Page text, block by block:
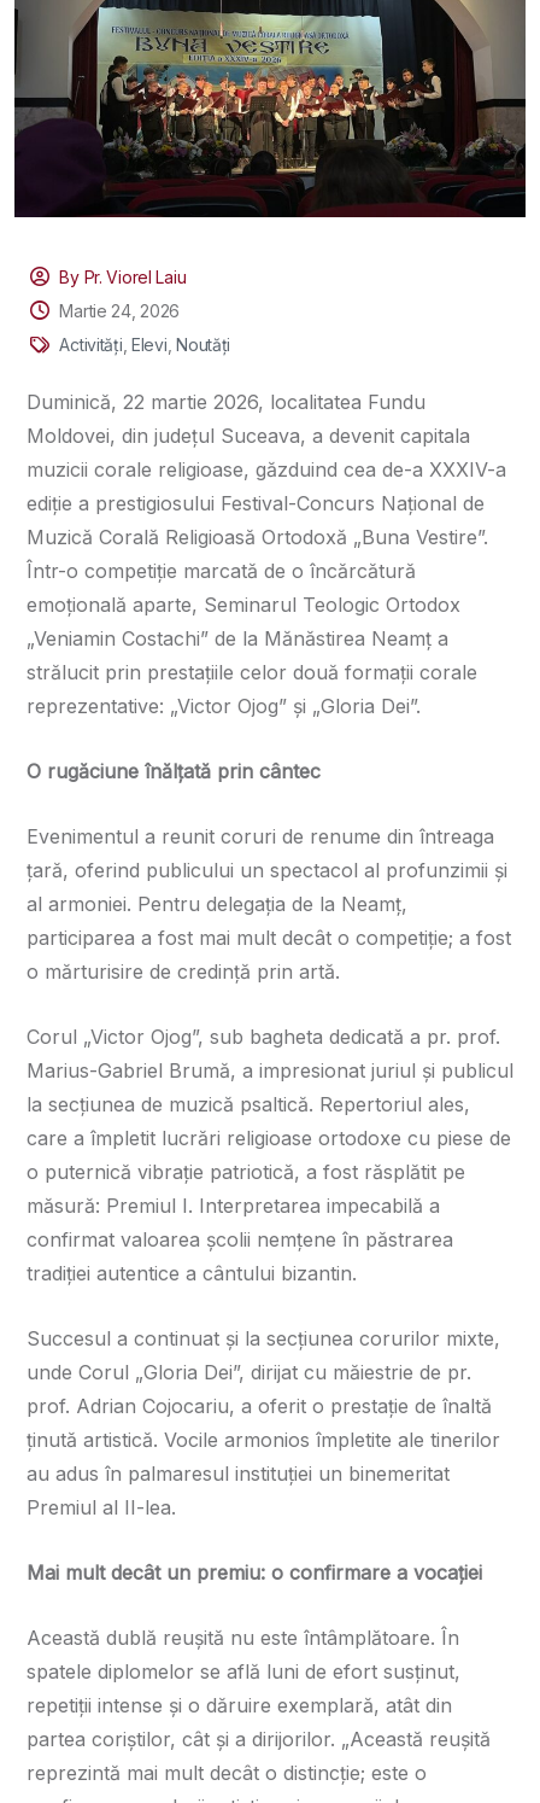
By Pr. Viorel Laiu
Martie 24, 2026
Activități, Elevi, Noutăți
Duminică, 22 martie 2026, localitatea Fundu
Moldovei, din județul Suceava, a devenit capitala
muzicii corale religioase, găzduind cea de-a XXXIV-a
ediție a prestigiosului Festival-Concurs Național de
Muzică Corală Religioasă Ortodoxă „Buna Vestire”.
Într-o competiție marcată de o încărcătură
emoțională aparte, Seminarul Teologic Ortodox
„Veniamin Costachi” de la Mănăstirea Neamț a
strălucit prin prestațiile celor două formații corale
reprezentative: „Victor Ojog” și „Gloria Dei”.
O rugăciune înălțată prin cântec
Evenimentul a reunit coruri de renume din întreaga
țară, oferind publicului un spectacol al profunzimii și
al armoniei. Pentru delegația de la Neamț,
participarea a fost mai mult decât o competiție; a fost
o mărturisire de credință prin artă.
Corul „Victor Ojog”, sub bagheta dedicată a pr. prof.
Marius-Gabriel Brumă, a impresionat juriul și publicul
la secțiunea de muzică psaltică. Repertoriul ales,
care a împletit lucrări religioase ortodoxe cu piese de
o puternică vibrație patriotică, a fost răsplătit pe
măsură: Premiul I. Interpretarea impecabilă a
confirmat valoarea școlii nemțene în păstrarea
tradiției autentice a cântului bizantin.
Succesul a continuat și la secțiunea corurilor mixte,
unde Corul „Gloria Dei”, dirijat cu măiestrie de pr.
prof. Adrian Cojocariu, a oferit o prestație de înaltă
ținută artistică. Vocile armonios împletite ale tinerilor
au adus în palmaresul instituției un binemeritat
Premiul al II-lea.
Mai mult decât un premiu: o confirmare a vocației
Această dublă reușită nu este întâmplătoare. În
spatele diplomelor se află luni de efort susținut,
repetiții intense și o dăruire exemplară, atât din
partea coriștilor, cât și a dirijorilor. „Această reușită
reprezintă mai mult decât o distincție; este o